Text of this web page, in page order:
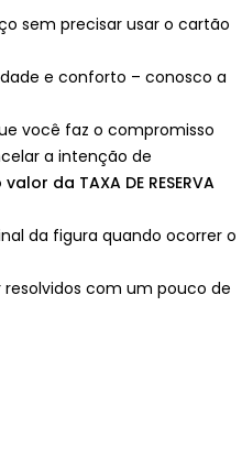
sem precisar usar o cartão
e conforto – conosco a
você faz o compromisso
a intenção de
da TAXA DE RESERVA
da figura quando ocorrer o
resolvidos com um pouco de